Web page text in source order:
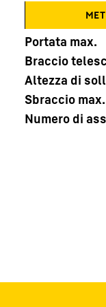
Portata max.
Braccio
Altezza di
Sbraccio max.
Numero di